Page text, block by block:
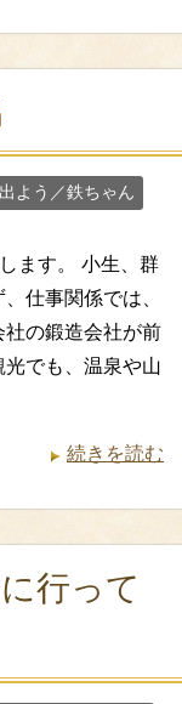
よう／鉄ちゃん
ます。 小生、群
仕事関係では、
の鍛造会社が前
でも、温泉や山
続きを読む
行って